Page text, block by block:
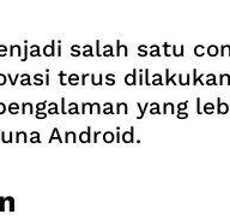
salah satu
terus
yang
Android.